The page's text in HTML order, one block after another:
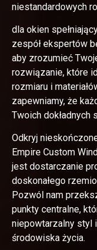
niestandardowych
dla okien
zespół ekspertów
aby zrozumieć
rozwiązanie, które
rozmiaru i
zapewniamy, że
Twoich dokładnych
Odkryj
Empire Custom
jest dostarczanie
doskonałego
Pozwól nam
punkty centralne,
niepowtarzalny styl
środowiska życia.